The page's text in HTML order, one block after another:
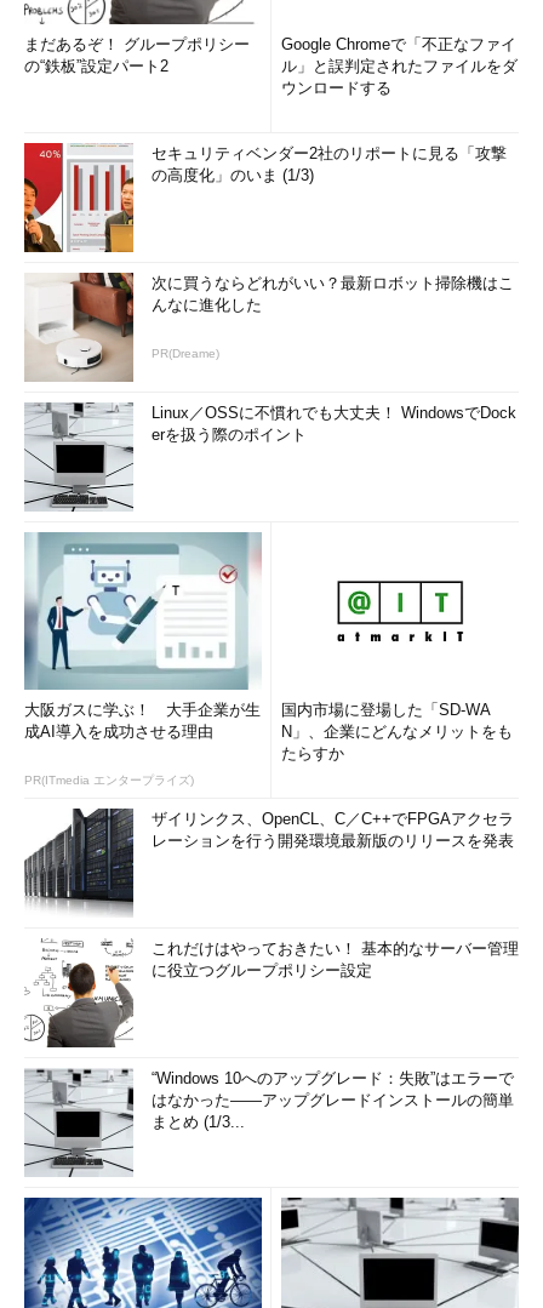
まだあるぞ！ グループポリシー
の“鉄板”設定パート2
Google Chromeで「不正なファイ
ル」と誤判定されたファイルをダ
ウンロードする
セキュリティベンダー2社のリポートに見る「攻撃
の高度化」のいま (1/3)
次に買うならどれがいい？最新ロボット掃除機はこ
んなに進化した
PR(Dreame)
Linux／OSSに不慣れでも大丈夫！ WindowsでDock
erを扱う際のポイント
大阪ガスに学ぶ！ 大手企業が生
成AI導入を成功させる理由
PR(ITmedia エンタープライズ)
国内市場に登場した「SD-WA
N」、企業にどんなメリットをも
たらすか
ザイリンクス、OpenCL、C／C++でFPGAアクセラ
レーションを行う開発環境最新版のリリースを発表
これだけはやっておきたい！ 基本的なサーバー管理
に役立つグループポリシー設定
“Windows 10へのアップグレード：失敗”はエラーで
はなかった――アップグレードインストールの簡単
まとめ (1/3...